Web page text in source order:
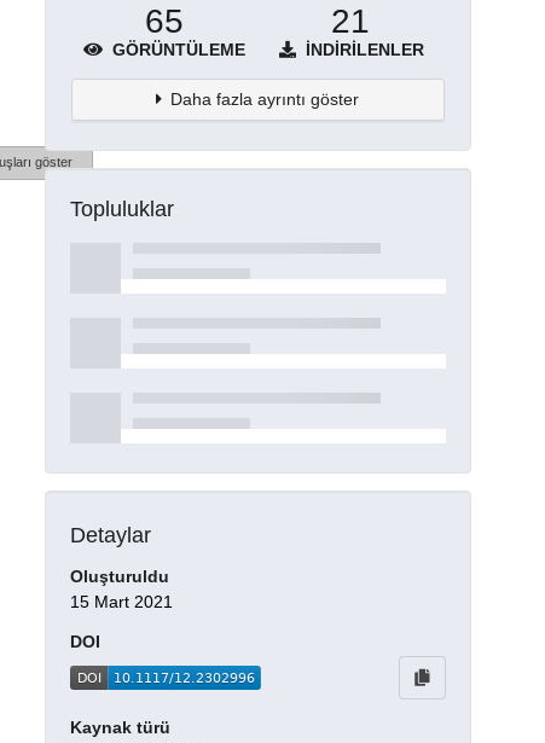
göster
65
GÖRÜNTÜLEME
21
İNDIRILENLER
Daha fazla ayrıntı göster
Topluluklar
Detaylar
Oluşturuldu
15 Mart 2021
DOI
Kaynak türü